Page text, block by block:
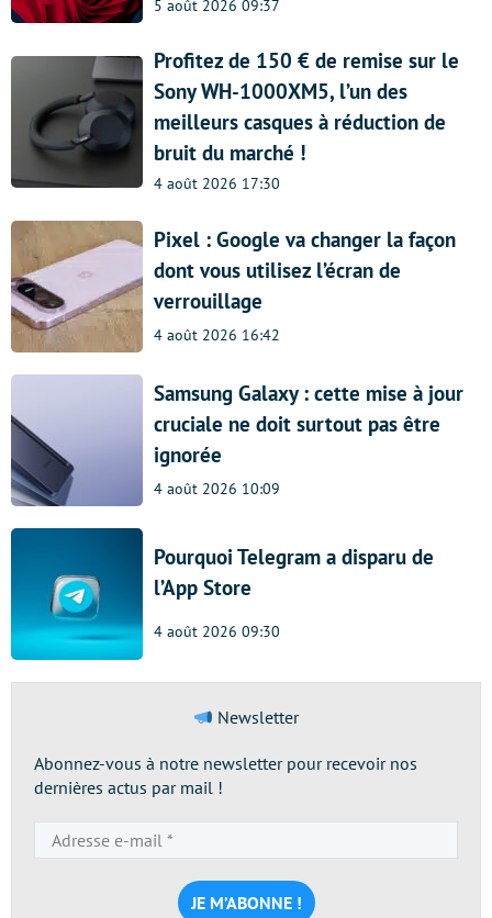
5 août 2026 09:37
Profitez de 150 € de remise sur le
Sony WH-1000XM5, l’un des
meilleurs casques à réduction de
bruit du marché !
4 août 2026 17:30
Pixel : Google va changer la façon
dont vous utilisez l’écran de
verrouillage
4 août 2026 16:42
Samsung Galaxy : cette mise à jour
cruciale ne doit surtout pas être
ignorée
4 août 2026 10:09
Pourquoi Telegram a disparu de
l’App Store
4 août 2026 09:30
Newsletter
Abonnez-vous à notre newsletter pour recevoir nos
dernières actus par mail !
e-
mail
*